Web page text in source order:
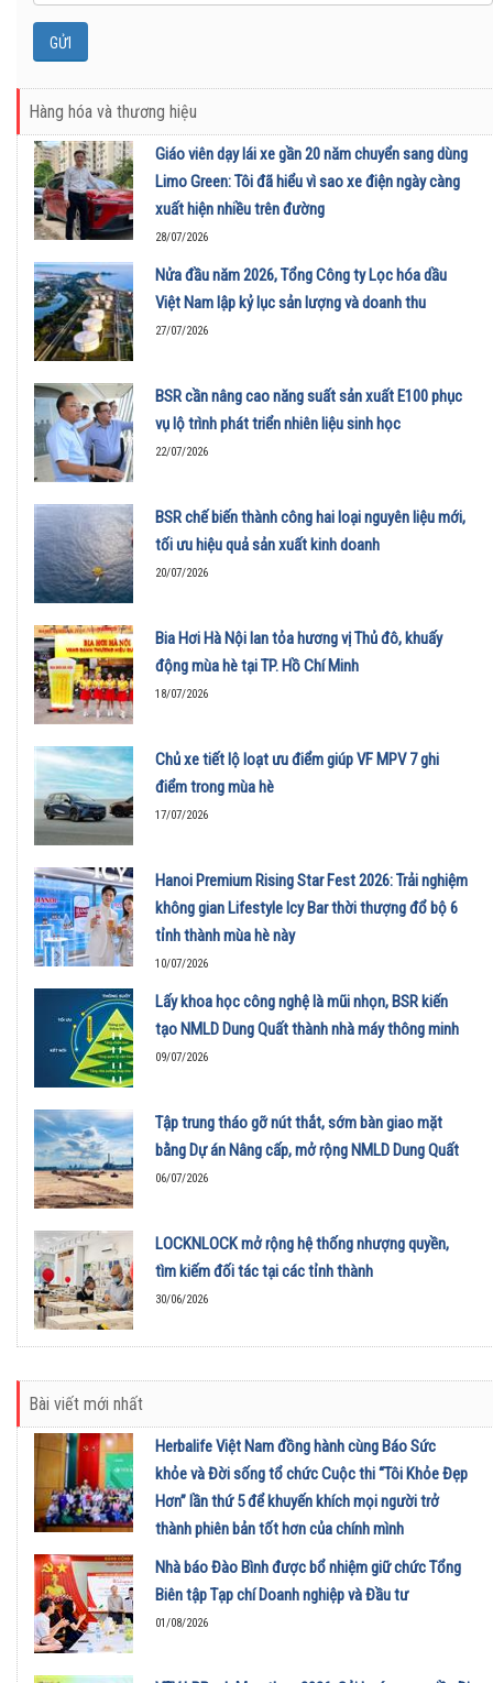
Hàng hóa và thương hiệu
Giáo viên dạy lái xe gần 20 năm chuyển sang dùng
Limo Green: Tôi đã hiểu vì sao xe điện ngày càng
xuất hiện nhiều trên đường
28/07/2026
Nửa đầu năm 2026, Tổng Công ty Lọc hóa dầu
Việt Nam lập kỷ lục sản lượng và doanh thu
27/07/2026
BSR cần nâng cao năng suất sản xuất E100 phục
vụ lộ trình phát triển nhiên liệu sinh học
22/07/2026
BSR chế biến thành công hai loại nguyên liệu mới,
tối ưu hiệu quả sản xuất kinh doanh
20/07/2026
Bia Hơi Hà Nội lan tỏa hương vị Thủ đô, khuấy
động mùa hè tại TP. Hồ Chí Minh
18/07/2026
Chủ xe tiết lộ loạt ưu điểm giúp VF MPV 7 ghi
điểm trong mùa hè
17/07/2026
Hanoi Premium Rising Star Fest 2026: Trải nghiệm
không gian Lifestyle Icy Bar thời thượng đổ bộ 6
tỉnh thành mùa hè này
10/07/2026
Lấy khoa học công nghệ là mũi nhọn, BSR kiến
tạo NMLD Dung Quất thành nhà máy thông minh
09/07/2026
Tập trung tháo gỡ nút thắt, sớm bàn giao mặt
bằng Dự án Nâng cấp, mở rộng NMLD Dung Quất
06/07/2026
LOCKNLOCK mở rộng hệ thống nhượng quyền,
tìm kiếm đối tác tại các tỉnh thành
30/06/2026
Bài viết mới nhất
Herbalife Việt Nam đồng hành cùng Báo Sức
khỏe và Đời sống tổ chức Cuộc thi “Tôi Khỏe Đẹp
Hơn” lần thứ 5 để khuyến khích mọi người trở
thành phiên bản tốt hơn của chính mình
01/08/2026
Nhà báo Đào Bình được bổ nhiệm giữ chức Tổng
Biên tập Tạp chí Doanh nghiệp và Đầu tư
01/08/2026